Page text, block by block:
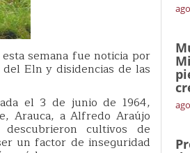
semana fue noticia por
Eln y disidencias de las
el 3 de junio de 1964,
Arauca, a Alfredo Araújo
cultivos de
un factor de inseguridad